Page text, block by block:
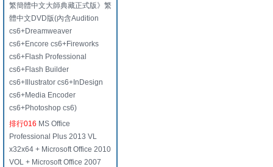
繁簡體中文大師典藏正式版》繁
體中文DVD版(內含Audition
cs6+Dreamweaver
cs6+Encore cs6+Fireworks
cs6+Flash Professional
cs6+Flash Builder
cs6+Illustrator cs6+InDesign
cs6+Media Encoder
cs6+Photoshop cs6)
排行016 MS Office
Professional Plus 2013 VL
x32x64 + Microsoft Office 2010
VOL + Microsoft Office 2007